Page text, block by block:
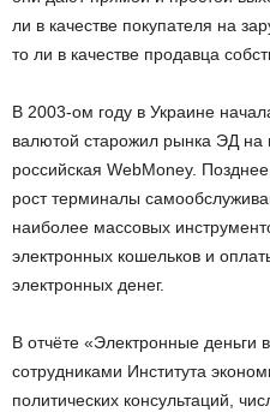
ли в качестве покупателя на
то ли в качестве продавца
В 2003-ом году в Украине
валютой старожил рынка ЭД на
российская WebMoney.
рост терминалы
наиболее массовых
электронных кошельков и
электронных денег.
В отчёте «Электронные деньги
сотрудниками Института
политических консультаций,